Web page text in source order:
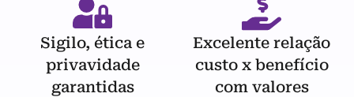
Sigilo, ética e
privavidade
garantidas
Excelente relação
custo x benefício
com valores